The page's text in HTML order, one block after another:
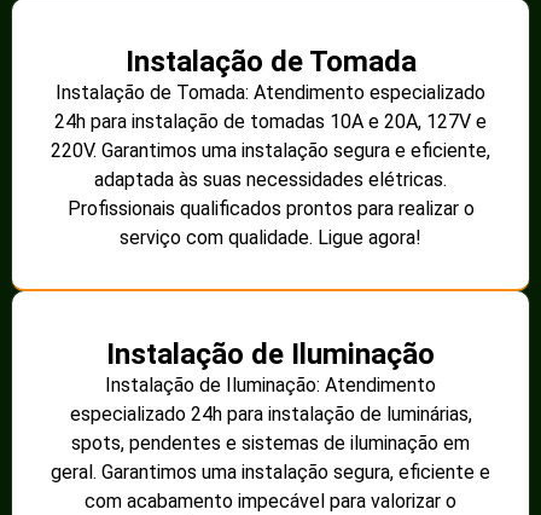
Instalação de Tomada
Instalação de Tomada: Atendimento especializado
24h para instalação de tomadas 10A e 20A, 127V e
220V. Garantimos uma instalação segura e eficiente,
adaptada às suas necessidades elétricas.
Profissionais qualificados prontos para realizar o
serviço com qualidade. Ligue agora!
Instalação de Iluminação
Instalação de Iluminação: Atendimento
especializado 24h para instalação de luminárias,
spots, pendentes e sistemas de iluminação em
geral. Garantimos uma instalação segura, eficiente e
com acabamento impecável para valorizar o